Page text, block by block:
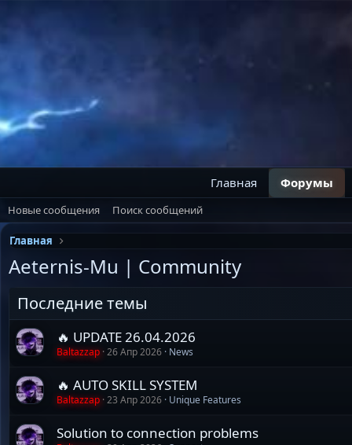
Главная Форумы
Новые сообщения Поиск сообщений
Главная
Aeternis-Mu | Community
Последние темы
🔥 UPDATE 26.04.2026
Baltazzap 26 Апр 2026 News
🔥 AUTO SKILL SYSTEM
Baltazzap 23 Апр 2026 Unique Features
Solution to connection problems